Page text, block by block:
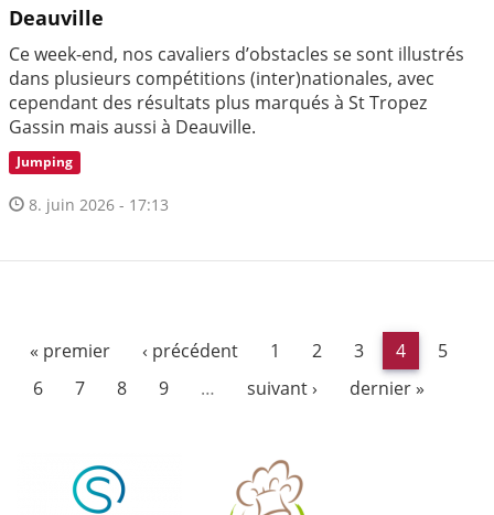
Deauville
Ce week-end, nos cavaliers d’obstacles se sont illustrés
dans plusieurs compétitions (inter)nationales, avec
cependant des résultats plus marqués à St Tropez
Gassin mais aussi à Deauville.
Jumping
8. juin 2026 - 17:13
« premier ‹ précédent 1 2 3 4
5
6
7 8 9 … suivant › dernier »